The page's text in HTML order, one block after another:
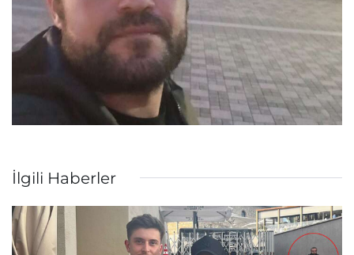
İlgili Haberler